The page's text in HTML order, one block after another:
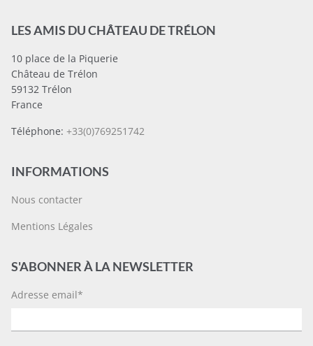
LES AMIS DU CHÂTEAU DE TRÉLON
10 place de la Piquerie
Château de Trélon
59132 Trélon
France
Téléphone: +33(0)769251742
INFORMATIONS
Nous contacter
Mentions Légales
S'ABONNER À LA NEWSLETTER
Adresse email*